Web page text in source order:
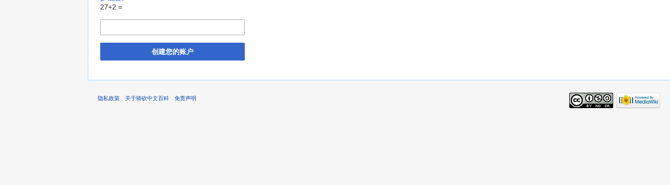
27+2 =
创建您的账户
隐私政策 关于骑砍中文百科 免责声明